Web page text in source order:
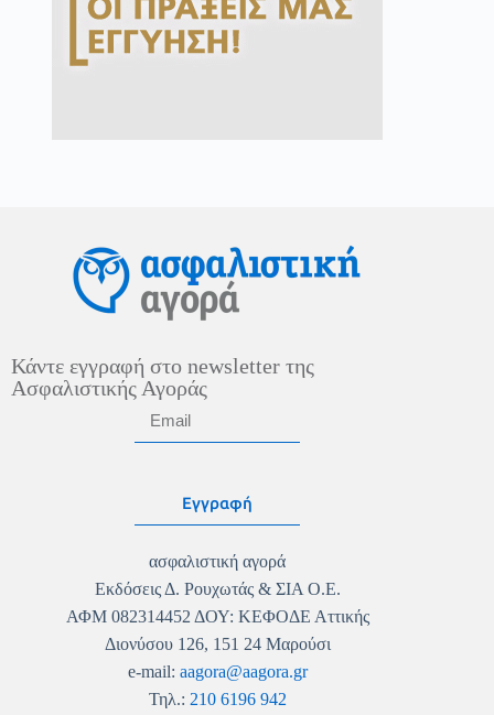
Κάντε εγγραφή στο newsletter της
Ασφαλιστικής Αγοράς
Εγγραφή
ασφαλιστική αγορά
Εκδόσεις Δ. Ρουχωτάς & ΣΙΑ Ο.Ε.
ΑΦΜ 082314452 ΔΟΥ: ΚΕΦΟΔΕ Αττικής
Διονύσου 126, 151 24 Μαρούσι
e-mail: aagora@aagora.gr
Τηλ.: 210 6196 942